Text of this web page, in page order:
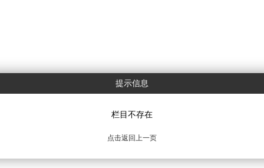
提示信息
栏目不存在
点击返回上一页